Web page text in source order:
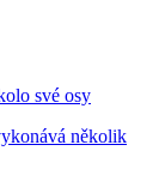
své osy
několik